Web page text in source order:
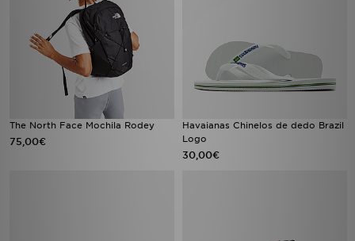
The North Face Mochila Rodey
75,00€
Havaianas Chinelos de dedo Brazil
Logo
30,00€